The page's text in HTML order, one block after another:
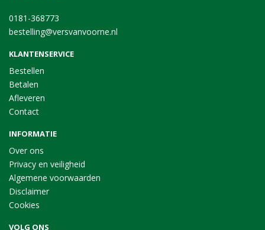
0181-368773
bestelling@versvanvoorne.nl
KLANTENSERVICE
Bestellen
Betalen
Afleveren
Contact
INFORMATIE
Over ons
Privacy en veiligheid
Algemene voorwaarden
Disclaimer
Cookies
VOLG ONS